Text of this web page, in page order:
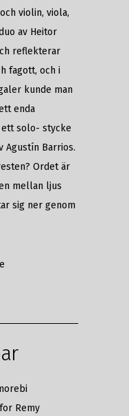
violin, viola,
av Heitor
reflekterar
fagott, och i
kunde man
enda
ett solo- stycke
Agustín Barrios.
Ordet är
mellan ljus
sig ner genom
Remy